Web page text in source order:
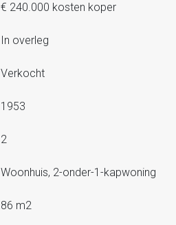
€ 240.000 kosten koper
In overleg
Verkocht
1953
2
Woonhuis, 2-onder-1-kapwoning
86 m2